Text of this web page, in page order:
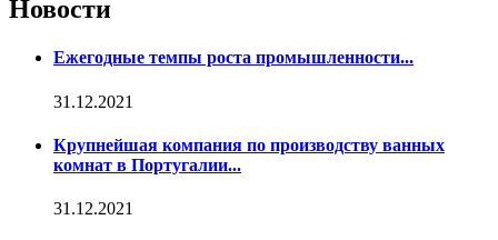
Новости
Ежегодные темпы роста промышленности...
31.12.2021
Крупнейшая компания по производству ванных
комнат в Португалии...
31.12.2021